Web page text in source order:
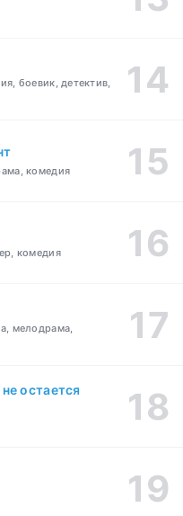
боевик, детектив,
комедия
комедия
мелодрама,
остается